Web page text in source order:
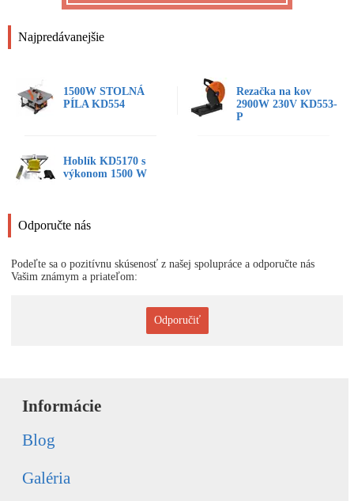
Najpredávanejšie
1500W STOLNÁ
PÍLA KD554
Rezačka na kov
2900W 230V KD553-
P
Hoblík KD5170 s
výkonom 1500 W
Odporučte nás
Podeľte sa o pozitívnu skúsenosť z našej spolupráce a odporučte nás
Vašim známym a priateľom:
Odporučiť
Informácie
Blog
Galéria